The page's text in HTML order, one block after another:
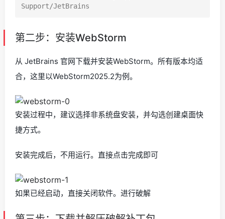
第二步：安装WebStorm
从 JetBrains 官网下载并安装WebStorm。所有版本均适
合，这里以WebStorm2025.2为例。
安装过程中，建议选择非系统盘安装，并勾选创建桌面快
捷方式。
安装完成后，不用运行。直接点击完成即可
如果已经启动，直接关闭软件。进行破解